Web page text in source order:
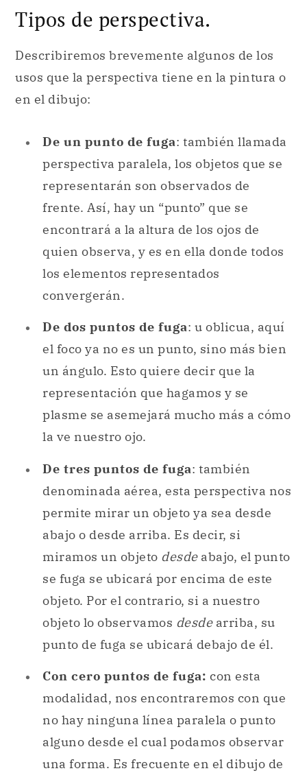
Tipos de perspectiva.
Describiremos brevemente algunos de los
usos que la perspectiva tiene en la pintura o
en el dibujo:
De un punto de fuga: también llamada
perspectiva paralela, los objetos que se
representarán son observados de
frente. Así, hay un “punto” que se
encontrará a la altura de los ojos de
quien observa, y es en ella donde todos
los elementos representados
convergerán.
De dos puntos de fuga: u oblicua, aquí
el foco ya no es un punto, sino más bien
un ángulo. Esto quiere decir que la
representación que hagamos y se
plasme se asemejará mucho más a cómo
la ve nuestro ojo.
De tres puntos de fuga: también
denominada aérea, esta perspectiva nos
permite mirar un objeto ya sea desde
abajo o desde arriba. Es decir, si
miramos un objeto desdeabajo, el punto
se fuga se ubicará por encima de este
objeto. Por el contrario, si a nuestro
objeto lo observamos desdearriba, su
punto de fuga se ubicará debajo de él.
Con cero puntos de fuga: con esta
modalidad, nos encontraremos con que
no hay ninguna línea paralela o punto
alguno desde el cual podamos observar
una forma. Es frecuente en el dibujo de